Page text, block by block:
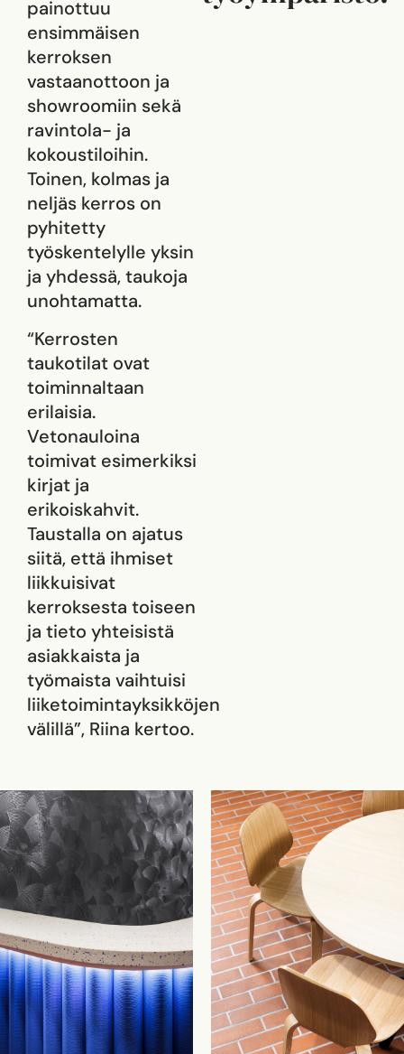
painottuu
ensimmäisen
kerroksen
vastaanottoon ja
showroomiin sekä
ravintola- ja
kokoustiloihin.
Toinen, kolmas ja
neljäs kerros on
pyhitetty
työskentelylle yksin
ja yhdessä, taukoja
unohtamatta.
“Kerrosten
taukotilat ovat
toiminnaltaan
erilaisia.
Vetonauloina
toimivat esimerkiksi
kirjat ja
erikoiskahvit.
Taustalla on ajatus
siitä, että ihmiset
liikkuisivat
kerroksesta toiseen
ja tieto yhteisistä
asiakkaista ja
työmaista vaihtuisi
liiketoimintayksikköjen
välillä”, Riina kertoo.